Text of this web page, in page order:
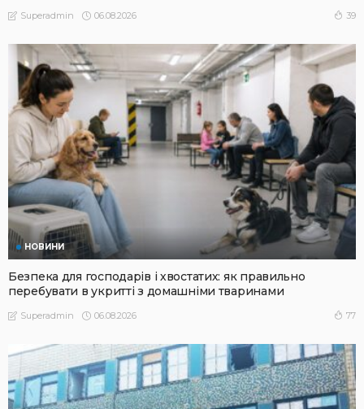
Superadmin 06.08.2026 39
НОВИНИ
Безпека для господарів і хвостатих: як правильно
перебувати в укритті з домашніми тваринами
Superadmin 06.08.2026 77